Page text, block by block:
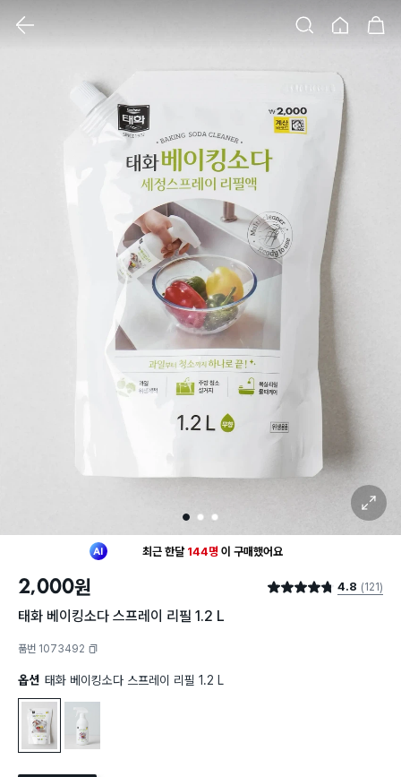
1 2 3
확대 보기
최근 한달 144명 이 구매했어요
구매했어요
2,000원 별점 4.8점 4.8 (121)
태화 베이킹소다 스프레이 리필 1.2 L
품번 1073492
옵션 태화 베이킹소다 스프레이 리필 1.2 L
태화 베이킹소다 스프레이 리필 1.2 L